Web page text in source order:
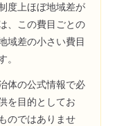
度上ほぼ地域差が
、この費目ごとの
域差の小さい費目
体の公式情報で必
を目的としてお
のではありませ